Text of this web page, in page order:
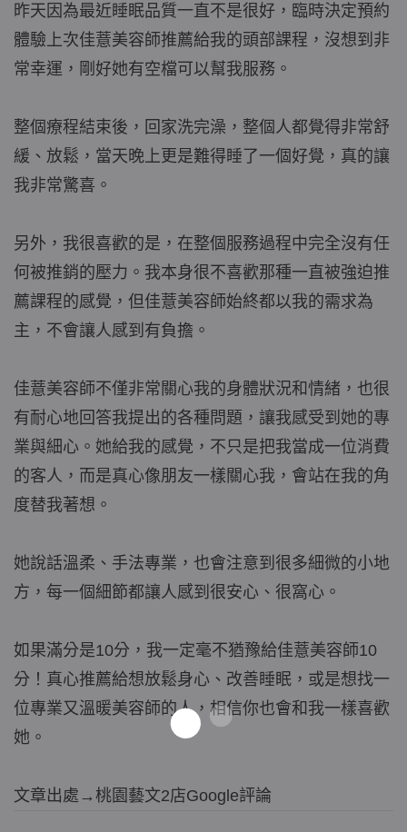
昨天因為最近睡眠品質一直不是很好，臨時決定預約
體驗上次佳薏美容師推薦給我的頭部課程，沒想到非
常幸運，剛好她有空檔可以幫我服務。
整個療程結束後，回家洗完澡，整個人都覺得非常舒
緩、放鬆，當天晚上更是難得睡了一個好覺，真的讓
我非常驚喜。
另外，我很喜歡的是，在整個服務過程中完全沒有任
何被推銷的壓力。我本身很不喜歡那種一直被強迫推
薦課程的感覺，但佳薏美容師始終都以我的需求為
主，不會讓人感到有負擔。
佳薏美容師不僅非常關心我的身體狀況和情緒，也很
有耐心地回答我提出的各種問題，讓我感受到她的專
業與細心。她給我的感覺，不只是把我當成一位消費
的客人，而是真心像朋友一樣關心我，會站在我的角
度替我著想。
她說話溫柔、手法專業，也會注意到很多細微的小地
方，每一個細節都讓人感到很安心、很窩心。
如果滿分是10分，我一定毫不猶豫給佳薏美容師10
分！真心推薦給想放鬆身心、改善睡眠，或是想找一
位專業又溫暖美容師的人，相信你也會和我一樣喜歡
她。
文章出處→桃園藝文2店Google評論